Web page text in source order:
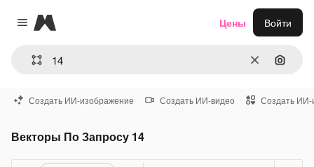
Close menu
Magnific
ОчиститьПоиск
Цены Войти
Создать ИИ-изображение Создать ИИ-видео Создать ИИ-
Векторы По Запросу 14